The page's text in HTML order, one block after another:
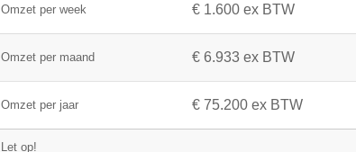
Omzet per week € 1.600 ex BTW
Omzet per maand € 6.933 ex BTW
Omzet per jaar € 75.200 ex BTW
Let op!